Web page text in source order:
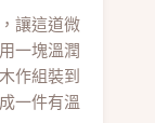
讓這道微
一塊溫潤
作組裝到
一件有溫